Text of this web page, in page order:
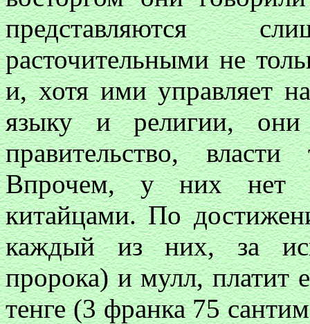
представляются
расточительными не
и, хотя ими управляет
языку и религии,
правительство,
Впрочем, у них нет
китайцами. По
каждый из них, за
пророка) и мулл, платит
тенге (3 франка 75